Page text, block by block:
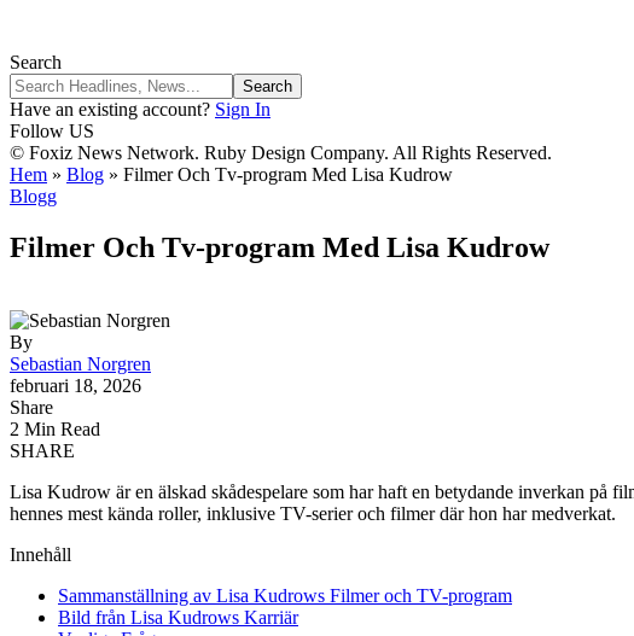
Search
Have an existing account? Sign In
Follow US
© Foxiz News Network. Ruby Design Company. All Rights Reserved.
Hem » Blog » Filmer Och Tv-program Med Lisa Kudrow
Blogg
Filmer Och Tv-program Med Lisa Kudrow
By
Sebastian Norgren
februari 18, 2026
Share
2 Min Read
SHARE
Lisa Kudrow är en älskad skådespelare som har haft en betydande inverkan
hennes mest kända roller, inklusive TV-serier och filmer där hon har medverkat.
Innehåll
Sammanställning av Lisa Kudrows Filmer och TV-program
Bild från Lisa Kudrows Karriär